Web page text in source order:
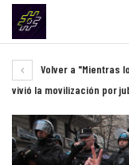
Volver a "Mientras
vivió la movilización por